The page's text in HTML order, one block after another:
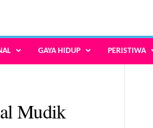
GAYA HIDUP PERISTIWA
Mudik